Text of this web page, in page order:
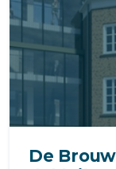
toegankelijk
De